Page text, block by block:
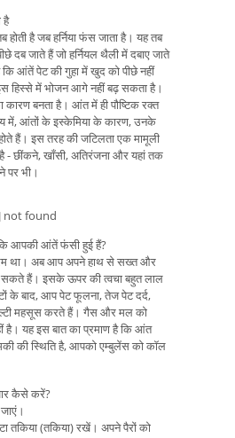
है
है जब हर्निया फंस जाता है। यह तब
दब जाते हैं जो हर्नियल थैली में दबाए जाते
आंतें पेट की गुहा में खुद को पीछे नहीं
हिस्से में भोजन आगे नहीं बढ़ सकता है।
बनता है। आंत में ही पौष्टिक रक्त
में, आंतों के इस्केमिया के कारण, उनके
हैं। इस तरह की जटिलता एक मामूली
- छींकने, खाँसी, अतिरंजना और यहां तक
पर भी।
not found
आपकी आंतें फंसी हुई हैं?
था। अब आप अपने हाथ से सख्त और
सकते हैं। इसके ऊपर की त्वचा बहुत लाल
के बाद, आप पेट फूलना, तेज पेट दर्द,
महसूस करते हैं। गैस और मल को
है। यह इस बात का प्रमाण है कि आंत
की स्थिति है, आपको एम्बुलेंस को कॉल
कैसे करें?
तकिया (तकिया) रखें। अपने पैरों को